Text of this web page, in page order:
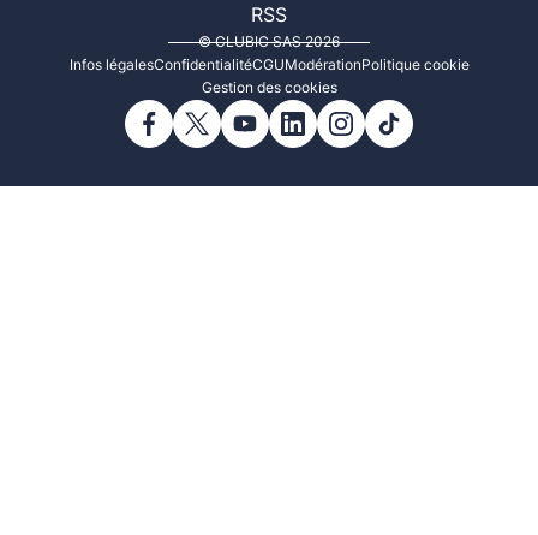
RSS
© CLUBIC SAS 2026
Infos légalesConfidentialitéCGUModérationPolitique cookie
Gestion des cookies